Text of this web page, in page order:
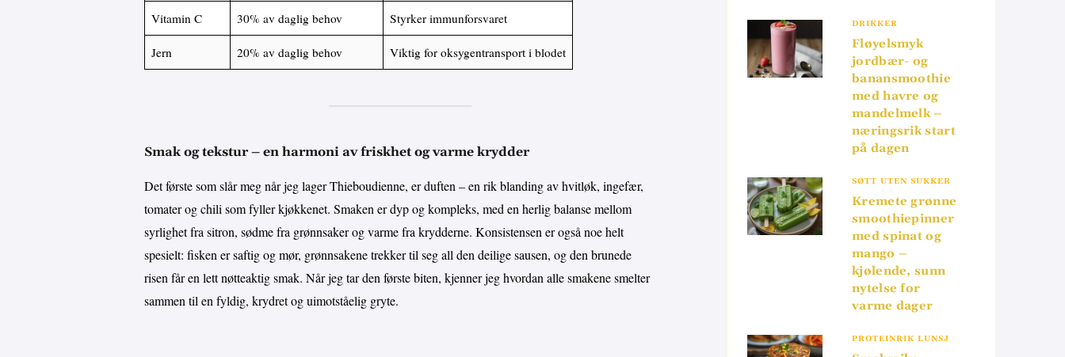
Vitamin C 30% av daglig behov Styrker immunforsvaret
Jern 20% av daglig behov Viktig for oksygentransport i blodet
Smak og tekstur – en harmoni av friskhet og varme krydder
Det første som slår meg når jeg lager Thieboudienne, er duften – en rik blanding av hvitløk, ingefær,
tomater og chili som fyller kjøkkenet. Smaken er dyp og kompleks, med en herlig balanse mellom
syrlighet fra sitron, sødme fra grønnsaker og varme fra krydderne. Konsistensen er også noe helt
spesielt: fisken er saftig og mør, grønnsakene trekker til seg all den deilige sausen, og den brunede
risen får en lett nøtteaktig smak. Når jeg tar den første biten, kjenner jeg hvordan alle smakene smelter
sammen til en fyldig, krydret og uimotståelig gryte.
DRIKKER
Fløyelsmyk
jordbær- og
banansmoothie
med havre og
mandelmelk –
næringsrik start
på dagen
SØTT UTEN SUKKER
Kremete grønne
smoothiepinner
med spinat og
mango –
kjølende, sunn
nytelse for
varme dager
PROTEINRIK LUNSJ